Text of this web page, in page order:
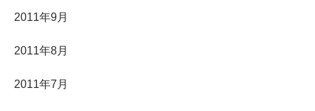
2011年9月
2011年8月
2011年7月